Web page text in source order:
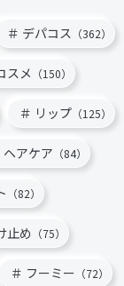
デパコス （362）
スメ （150）
リップ（125）
ヘアケア （84）
（82）
止め （75）
フーミー （72）